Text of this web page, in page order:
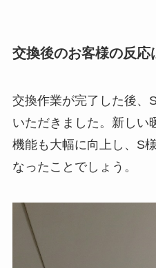
交換後のお客様の反応
交換作業が完了した後、
いただきました。新しい
機能も大幅に向上し、S
なったことでしょう。